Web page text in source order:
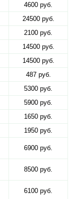
4600 руб.
24500 руб.
2100 руб.
14500 руб.
14500 руб.
487 руб.
5300 руб.
5900 руб.
1650 руб.
1950 руб.
6900 руб.
8500 руб.
6100 руб.